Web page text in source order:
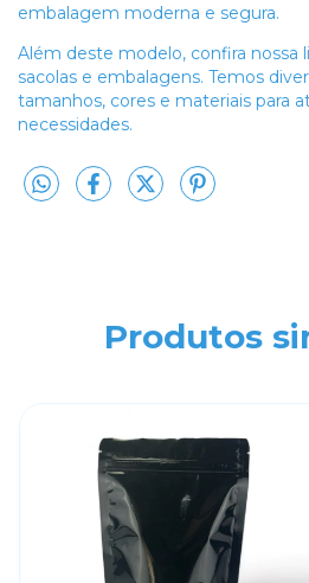
embalagem moderna e segura.
Além deste modelo, confira nossa
sacolas e embalagens. Temos
tamanhos, cores e materiais para
necessidades.
Produtos